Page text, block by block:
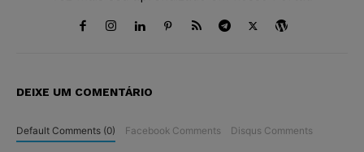
DEIXE UM COMENTÁRIO
Default Comments (0) Facebook Comments Disqus Comments